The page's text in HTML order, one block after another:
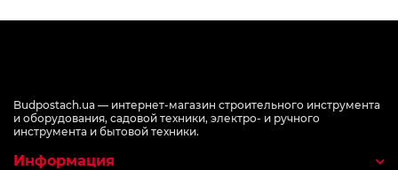
Budpostach.ua — интернет-магазин строительного инструмента
и оборудования, садовой техники, электро- и ручного
инструмента и бытовой техники.
Информация